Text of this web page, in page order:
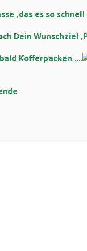
,das es so
Dein Wunschziel
Kofferpacken ....